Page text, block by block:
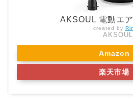
AKSOUL 電動エ
created by
AKSOUL
Amazon
楽天市場